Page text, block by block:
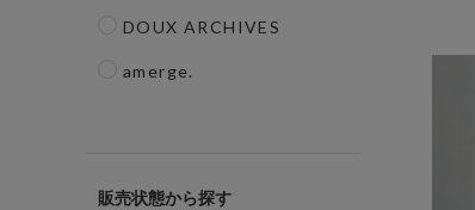
DOUX ARCHIVES
amerge.
販売状態